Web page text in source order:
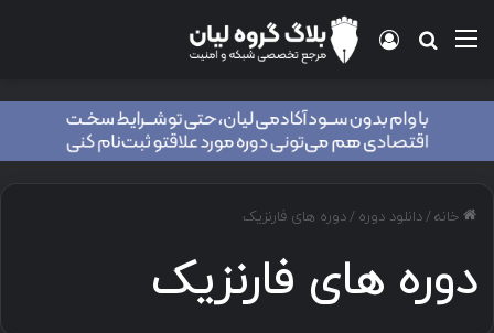
منو جستجو برای
ورود
خانه/دانلود دوره /دوره های فارنزیک
دوره های فارنزیک